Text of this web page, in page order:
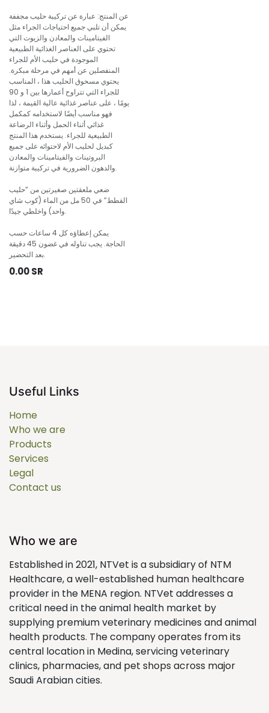
عن المنتج: عبارة عن تركيبة حليب مجففة
يمكن أن تلبي جميع احتياجات الجراء مثل
الفيتامينات والمعادن والزيوت التي
تحتوي على العناصر الغذائية الطبيعية
الموجودة في حليب الأم للجراء
المنفصلين عن أمهم في مرحلة مبكرة.
يحتوي مسحوق الحليب هذا ، المناسب
للجراء التي تتراوح أعمارها بين 1 و 90
يومًا ، على عناصر غذائية عالية القيمة ، لذا
فهو مناسب أيضًا لاستخدامه كمكمل
غذائي أثناء الحمل وأثناء الرضاعة
الطبيعية للجراء. يستخدم هذا المنتج
كبديل لحليب الأم لاحتوائه على جميع
البروتينات والفيتامينات والمعادن
والدهون الضرورية في تركيبة متوازنة.
ضعي ملعقتين صغيرتين من “حليب
القطط” في 50 مل من الماء (كوب شاي
واحد) واخلطي جيدًا.
يمكن إعطاؤه كل 4 ساعات حسب
الحاجة. يجب تناوله في غضون 45 دقيقة
بعد التحضير.
0.00SR
Useful Links
Home
Who we are
Products
Services
Legal
Contact us
Who we are
Established in 2021, NTVet is a subsidiary of NTM
Healthcare, a well-established human healthcare
provider in the MENA region. NTVet addresses a
critical need in the animal health market by
supplying premium veterinary medicines and animal
health products. The company operates from its
central location in Medina, servicing veterinary
clinics, pharmacies, and pet shops across major
Saudi Arabian cities.